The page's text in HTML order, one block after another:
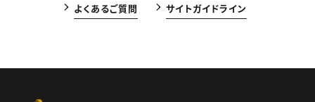
よくあるご質問 サイトガイドライン